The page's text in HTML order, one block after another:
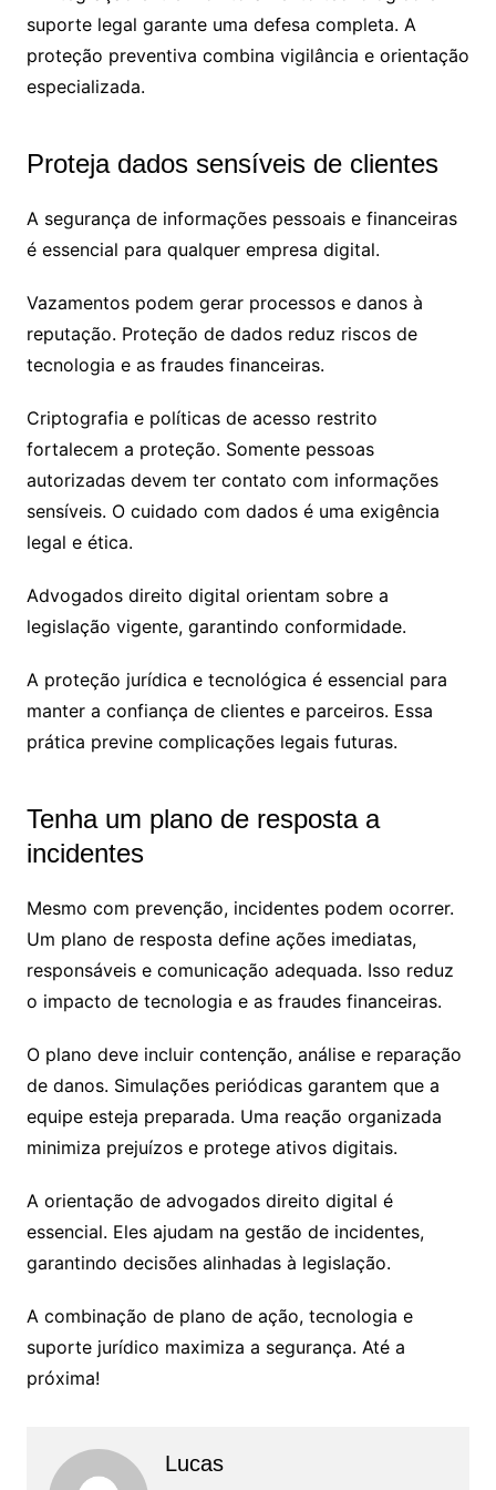
suporte legal garante uma defesa completa. A
proteção preventiva combina vigilância e orientação
especializada.
Proteja dados sensíveis de clientes
A segurança de informações pessoais e financeiras
é essencial para qualquer empresa digital.
Vazamentos podem gerar processos e danos à
reputação. Proteção de dados reduz riscos de
tecnologia e as fraudes financeiras.
Criptografia e políticas de acesso restrito
fortalecem a proteção. Somente pessoas
autorizadas devem ter contato com informações
sensíveis. O cuidado com dados é uma exigência
legal e ética.
Advogados direito digital orientam sobre a
legislação vigente, garantindo conformidade.
A proteção jurídica e tecnológica é essencial para
manter a confiança de clientes e parceiros. Essa
prática previne complicações legais futuras.
Tenha um plano de resposta a
incidentes
Mesmo com prevenção, incidentes podem ocorrer.
Um plano de resposta define ações imediatas,
responsáveis e comunicação adequada. Isso reduz
o impacto de tecnologia e as fraudes financeiras.
O plano deve incluir contenção, análise e reparação
de danos. Simulações periódicas garantem que a
equipe esteja preparada. Uma reação organizada
minimiza prejuízos e protege ativos digitais.
A orientação de advogados direito digital é
essencial. Eles ajudam na gestão de incidentes,
garantindo decisões alinhadas à legislação.
A combinação de plano de ação, tecnologia e
suporte jurídico maximiza a segurança. Até a
próxima!
Lucas